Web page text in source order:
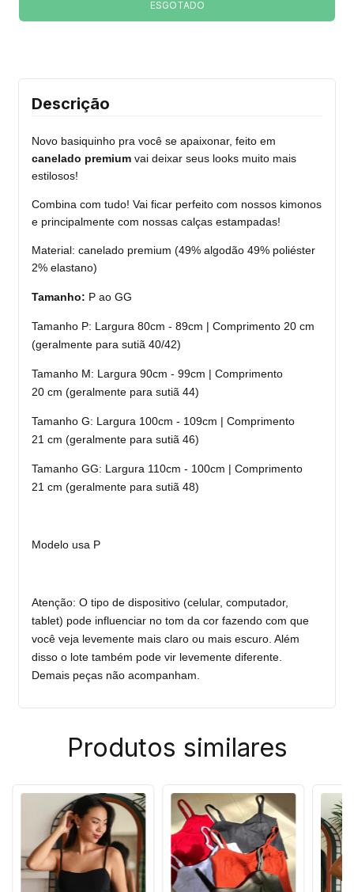
Descrição
Novo basiquinho pra você se apaixonar, feito em
canelado premium vai deixar seus looks muito mais
estilosos!
Combina com tudo! Vai ficar perfeito com nossos kimonos
e principalmente com nossas calças estampadas!
Material: canelado premium (49% algodão 49% poliéster
2% elastano)
Tamanho: P ao GG
Tamanho P: Largura 80cm - 89cm | Comprimento 20 cm
(geralmente para sutiã 40/42)
Tamanho M: Largura 90cm - 99cm | Comprimento
20 cm (geralmente para sutiã 44)
Tamanho G: Largura 100cm - 109cm | Comprimento
21 cm (geralmente para sutiã 46)
Tamanho GG: Largura 110cm - 100cm | Comprimento
21 cm (geralmente para sutiã 48)
Modelo usa P
Atenção: O tipo de dispositivo (celular, computador,
tablet) pode influenciar no tom da cor fazendo com que
você veja levemente mais claro ou mais escuro. Além
disso o lote também pode vir levemente diferente.
Demais peças não acompanham.
Produtos similares